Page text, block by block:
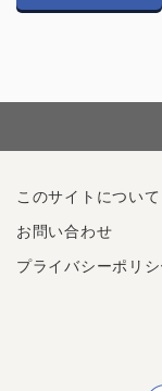
このサイトについて
お問い合わせ
プライバシーポリシ